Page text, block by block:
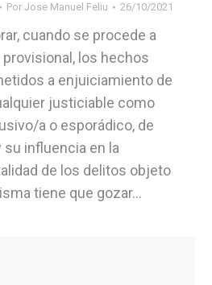
Por Jose Manuel Feliu 26/10/2021
cuando se procede a
los hechos
a enjuiciamiento de
justiciable como
a o esporádico, de
su influencia en la
de los delitos objeto
tiene que gozar…